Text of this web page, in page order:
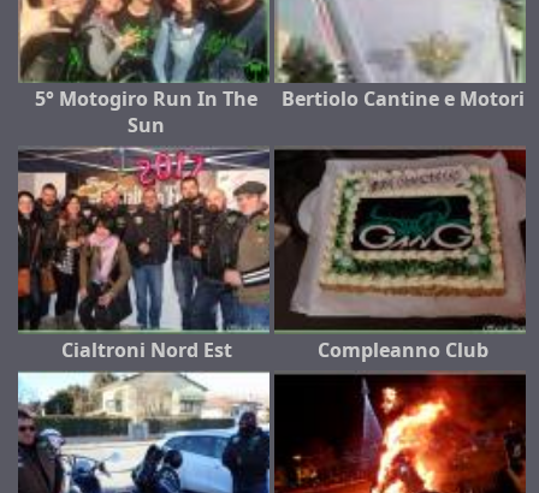
5° Motogiro Run In The
Sun
Bertiolo Cantine e Motori
Cialtroni Nord Est Compleanno Club